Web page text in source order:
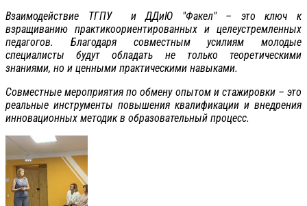
Взаимодействие ТГПУ и ДДиЮ "Факел" – это ключ к
взращиванию практикоориентированных и целеустремленных
педагогов. Благодаря совместным усилиям молодые
специалисты будут обладать не только теоретическими
знаниями, но и ценными практическими навыками.
Совместные мероприятия по обмену опытом и стажировки – это
реальные инструменты повышения квалификации и внедрения
инновационных методик в образовательный процесс.